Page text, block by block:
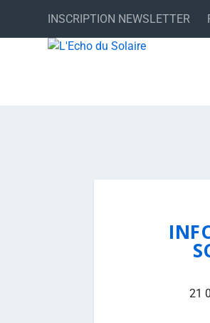
INSCRIPTION NEWSLETTER
21